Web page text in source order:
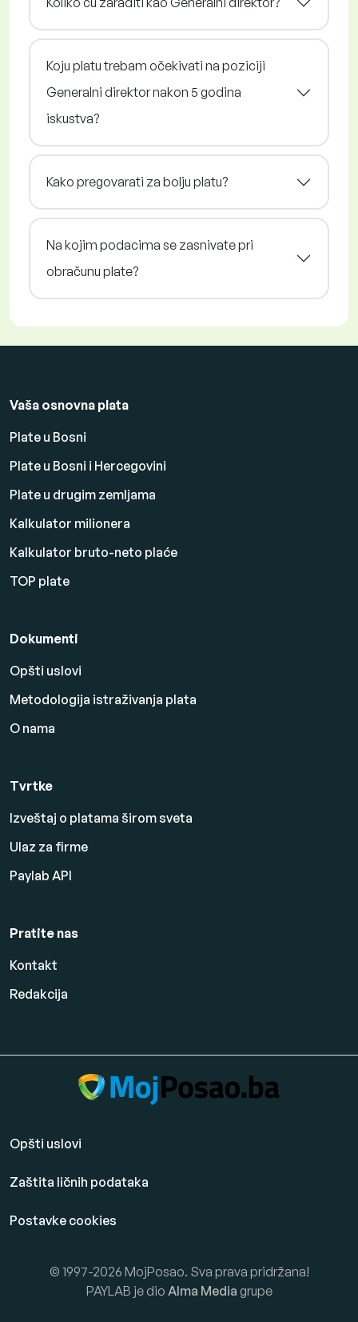
Koju platu trebam očekivati na poziciji
Generalni direktor nakon 5 godina
iskustva?
Kako pregovarati za bolju platu?
Na kojim podacima se zasnivate pri
obračunu plate?
Vaša osnovna plata
Plate u Bosni
Plate u Bosni i Hercegovini
Plate u drugim zemljama
Kalkulator milionera
Kalkulator bruto-neto plaće
TOP plate
Dokumenti
Opšti uslovi
Metodologija istraživanja plata
O nama
Tvrtke
Izveštaj o platama širom sveta
Ulaz za firme
Paylab API
Pratite nas
Kontakt
Redakcija
Opšti uslovi
Zaštita ličnih podataka
Postavke cookies
© 1997-2026 MojPosao. Sva prava pridržana!
PAYLAB je dio Alma Media grupe